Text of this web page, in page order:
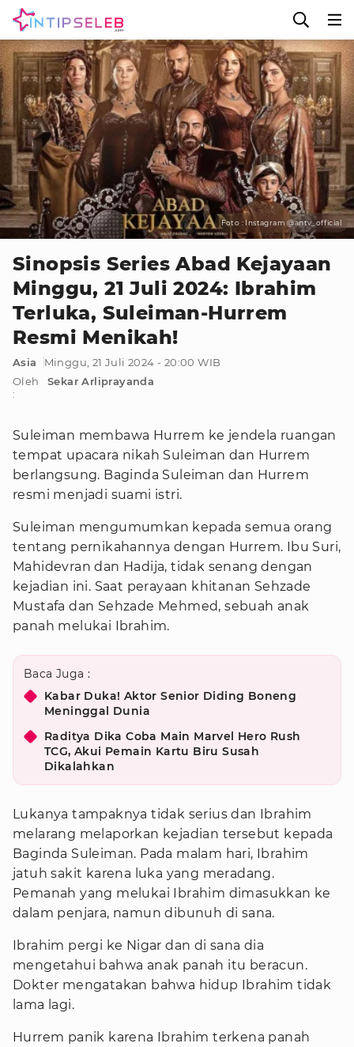
Foto : Instagram @antv_official
Sinopsis Series Abad Kejayaan
Minggu, 21 Juli 2024: Ibrahim
Terluka, Suleiman-Hurrem
Resmi Menikah!
Asia
Minggu, 21 Juli 2024 - 20:00 WIB
Oleh
:
Sekar Arliprayanda
Suleiman membawa Hurrem ke jendela ruangan
tempat upacara nikah Suleiman dan Hurrem
berlangsung. Baginda Suleiman dan Hurrem
resmi menjadi suami istri.
Suleiman mengumumkan kepada semua orang
tentang pernikahannya dengan Hurrem. Ibu Suri,
Mahidevran dan Hadija, tidak senang dengan
kejadian ini. Saat perayaan khitanan Sehzade
Mustafa dan Sehzade Mehmed, sebuah anak
panah melukai Ibrahim.
Baca Juga :
Kabar Duka! Aktor Senior Diding Boneng
Meninggal Dunia
Raditya Dika Coba Main Marvel Hero Rush
TCG, Akui Pemain Kartu Biru Susah
Dikalahkan
Lukanya tampaknya tidak serius dan Ibrahim
melarang melaporkan kejadian tersebut kepada
Baginda Suleiman. Pada malam hari, Ibrahim
jatuh sakit karena luka yang meradang.
Pemanah yang melukai Ibrahim dimasukkan ke
dalam penjara, namun dibunuh di sana.
Ibrahim pergi ke Nigar dan di sana dia
mengetahui bahwa anak panah itu beracun.
Dokter mengatakan bahwa hidup Ibrahim tidak
lama lagi.
Hurrem panik karena Ibrahim terkena panah